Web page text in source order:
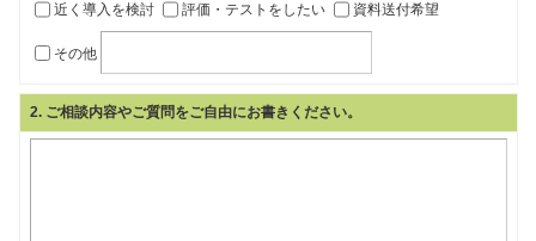
近く導入を検討 評価・テストをしたい 資料送付希望
その他
2. ご相談内容やご質問をご自由にお書きください。